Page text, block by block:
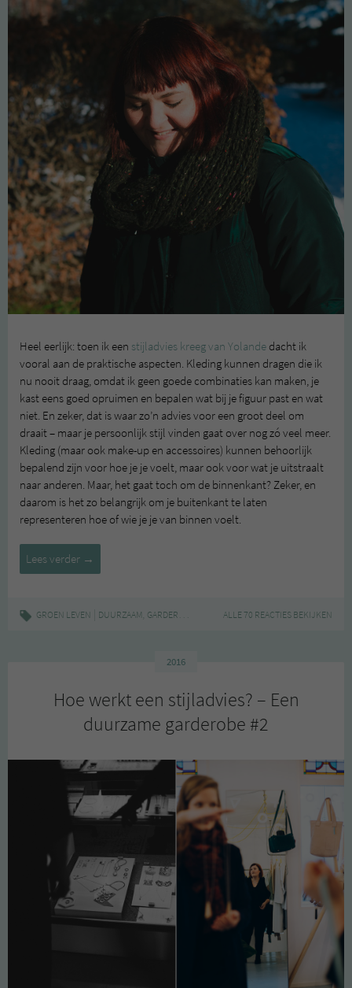
Heel eerlijk: toen ik een stijladvies kreeg van Yolande dacht ik
vooral aan de praktische aspecten. Kleding kunnen dragen die ik
nu nooit draag, omdat ik geen goede combinaties kan maken, je
kast eens goed opruimen en bepalen wat bij je figuur past en wat
niet. En zeker, dat is waar zo’n advies voor een groot deel om
draait – maar je persoonlijk stijl vinden gaat over nog zó veel meer.
Kleding (maar ook make-up en accessoires) kunnen behoorlijk
bepalend zijn voor hoe je je voelt, maar ook voor wat je uitstraalt
naar anderen. Maar, het gaat toch om de binnenkant? Zeker, en
daarom is het zo belangrijk om je buitenkant te laten
representeren hoe of wie je je van binnen voelt.
Lees verder Een
duurzame
#3
vinden
→
GROEN LEVEN DUURZAAM, GARDEROBE GROEN DENKEN,INSPIRATIE,KLEDING
ALLE 70 REACTIES BEKIJKEN
2016
Hoe werkt een stijladvies? – Een
duurzame garderobe #2